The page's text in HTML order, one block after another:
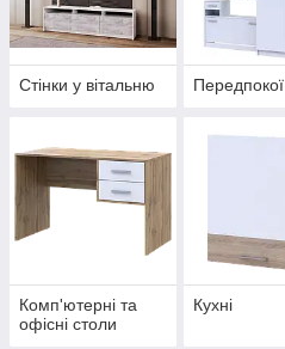
Стінки у вітальню Передпокої
Комп'ютерні та
офісні столи
Кухні